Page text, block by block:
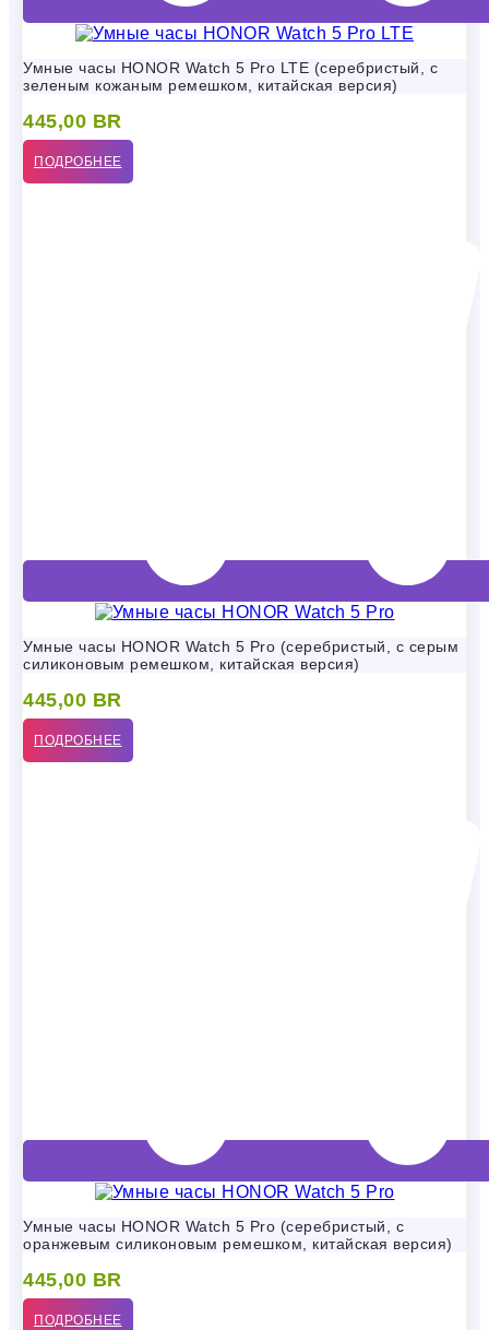
Умные часы HONOR Watch 5 Pro LTE (серебристый, с
зеленым кожаным ремешком, китайская версия)
445,00 BR
ПОДРОБНЕЕ
Умные часы HONOR Watch 5 Pro (серебристый, с серым
силиконовым ремешком, китайская версия)
445,00 BR
ПОДРОБНЕЕ
Умные часы HONOR Watch 5 Pro (серебристый, с
оранжевым силиконовым ремешком, китайская версия)
445,00 BR
ПОДРОБНЕЕ